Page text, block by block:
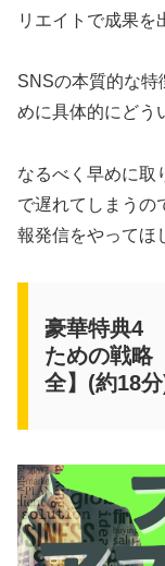
リエイトで成果を
SNSの本質的な特
めに具体的にどう
なるべく早めに取
で遅れてしまうの
報発信をやってほ
豪華特典4
ための戦略
全】(約18